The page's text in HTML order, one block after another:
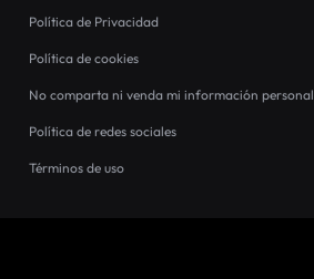
Política de Privacidad
Política de cookies
No comparta ni venda mi información personal
Política de redes sociales
Términos de uso